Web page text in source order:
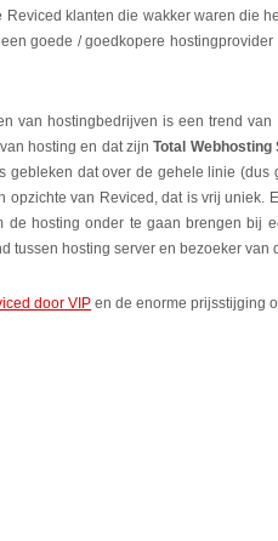
klanten die wakker waren die
goede / goedkopere
van hostingbedrijven is een trend
hosting en dat zijnTotal Webhosting
gebleken dat over de gehele linie
opzichte van Reviced, dat is vrij uniek.
hosting onder te gaan brengen bij
tussen hosting server en bezoeker van
door VIP en de enorme prijsstijging